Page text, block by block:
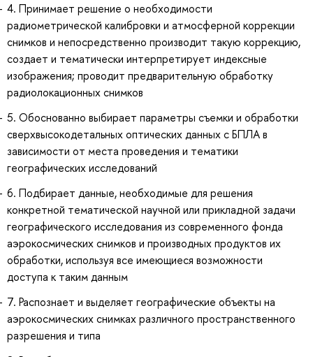
4. Принимает решение о необходимости
радиометрической калибровки и атмосферной коррекции
снимков и непосредственно производит такую коррекцию,
создает и тематически интерпретирует индексные
изображения; проводит предварительную обработку
радиолокационных снимков
5. Обоснованно выбирает параметры съемки и обработки
сверхвысокодетальных оптических данных с БПЛА в
зависимости от места проведения и тематики
географических исследований
6. Подбирает данные, необходимые для решения
конкретной тематической научной или прикладной задачи
географического исследования из современного фонда
аэрокосмических снимков и производных продуктов их
обработки, используя все имеющиеся возможности
доступа к таким данным
7. Распознает и выделяет географические объекты на
аэрокосмических снимках различного пространственного
разрешения и типа